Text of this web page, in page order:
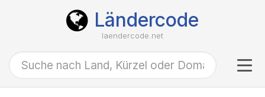
Ländercode
laendercode.net